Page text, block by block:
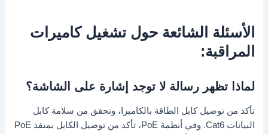
الأسئلة الشائعة حول تشغيل كاميرات
المراقبة:
لماذا تظهر رسالة لا توجد إشارة على الشاشة؟
تأكد من توصيل كابل الطاقة بالكاميرا، وتحقق من سلامة كابل
البيانات Cat6. وفي أنظمة PoE، تأكد من توصيل الكابل بمنفذ PoE